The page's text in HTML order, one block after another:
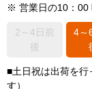
※ 営業日の10：00
2～4日前
後
4～
■土日祝は出荷を行
す）